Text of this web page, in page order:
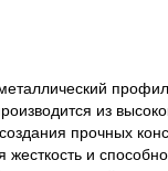
из
прочных
жесткость и